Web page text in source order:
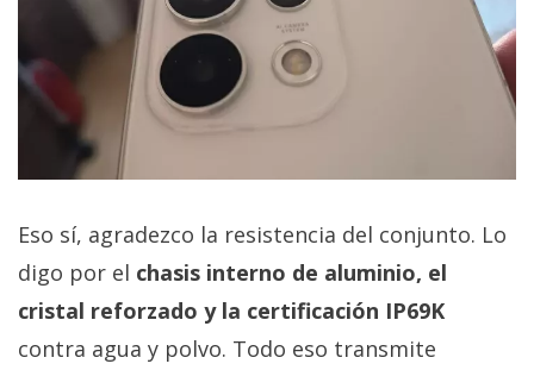
Eso sí, agradezco la resistencia del conjunto. Lo
digo por el chasis interno de aluminio, el
cristal reforzado y la certificación IP69K
contra agua y polvo. Todo eso transmite